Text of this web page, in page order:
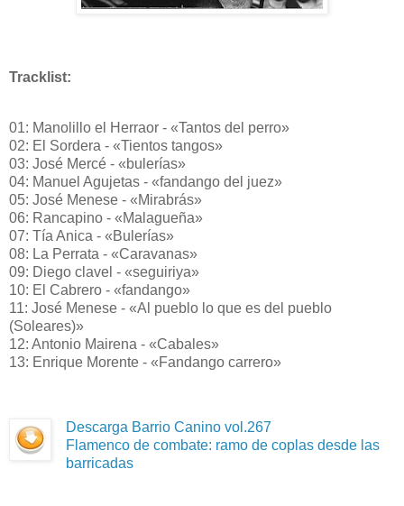
Tracklist:
01: Manolillo el Herraor - «Tantos del perro»
02: El Sordera - «Tientos tangos»
03: José Mercé - «bulerías»
04: Manuel Agujetas - «fandango del juez»
05: José Menese - «Mirabrás»
06: Rancapino - «Malagueña»
07: Tía Anica - «Bulerías»
08: La Perrata - «Caravanas»
09: Diego clavel - «seguiriya»
10: El Cabrero - «fandango»
11: José Menese - «Al pueblo lo que es del pueblo
(Soleares)»
12: Antonio Mairena - «Cabales»
13: Enrique Morente - «Fandango carrero»
Descarga Barrio Canino vol.267
Flamenco de combate: ramo de coplas desde las
barricadas